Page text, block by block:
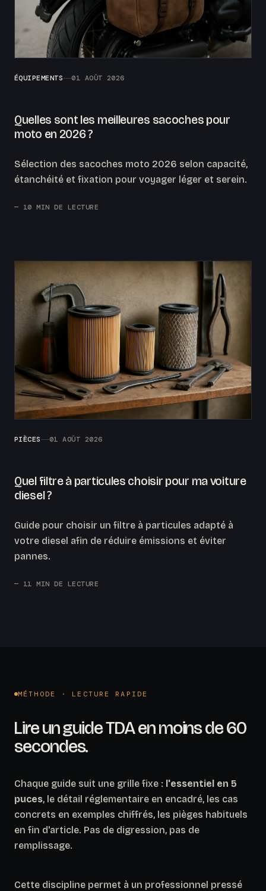
ÉQUIPEMENTS 01 AOÛT 2026
Quelles sont les meilleures sacoches pour
moto en 2026 ?
Sélection des sacoches moto 2026 selon capacité,
étanchéité et fixation pour voyager léger et serein.
— 10 MIN DE LECTURE
PIÈCES 01 AOÛT 2026
Quel filtre à particules choisir pour ma voiture
diesel ?
Guide pour choisir un filtre à particules adapté à
votre diesel afin de réduire émissions et éviter
pannes.
— 11 MIN DE LECTURE
MÉTHODE · LECTURE RAPIDE
Lire un guide TDA en moins de 60
secondes.
Chaque guide suit une grille fixe : l'essentiel en 5
puces, le détail réglementaire en encadré, les cas
concrets en exemples chiffrés, les pièges habituels
en fin d'article. Pas de digression, pas de
remplissage.
Cette discipline permet à un professionnel pressé